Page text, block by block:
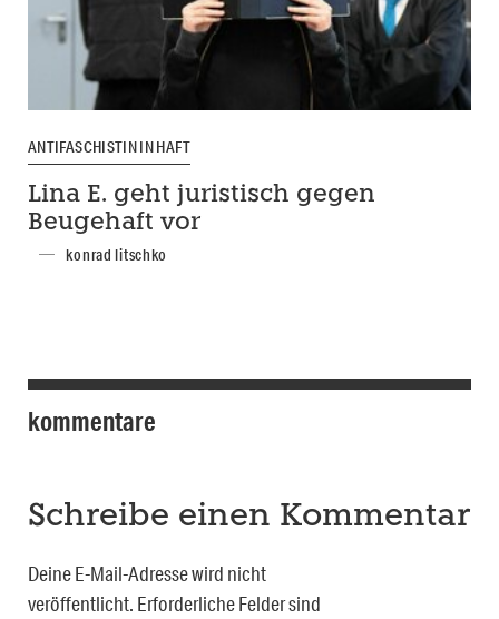
ANTIFASCHISTIN IN HAFT
Lina E. geht juristisch gegen
Beugehaft vor
konrad litschko
kommentare
Schreibe einen Kommentar
Deine E-Mail-Adresse wird nicht
veröffentlicht. Erforderliche Felder sind